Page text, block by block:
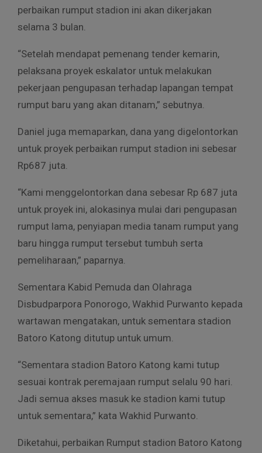
perbaikan rumput stadion ini akan dikerjakan
selama 3 bulan.
“Setelah mendapat pemenang tender kemarin,
pelaksana proyek eskalator untuk melakukan
pekerjaan pengupasan terhadap lapangan tempat
rumput baru yang akan ditanam,” sebutnya.
Daniel juga memaparkan, dana yang digelontorkan
untuk proyek perbaikan rumput stadion ini sebesar
Rp687 juta.
“Kami menggelontorkan dana sebesar Rp 687 juta
untuk proyek ini, alokasinya mulai dari pengupasan
rumput lama, penyiapan media tanam rumput yang
baru hingga rumput tersebut tumbuh serta
pemeliharaan,” paparnya.
Sementara Kabid Pemuda dan Olahraga
Disbudparpora Ponorogo, Wakhid Purwanto kepada
wartawan mengatakan, untuk sementara stadion
Batoro Katong ditutup untuk umum.
“Sementara stadion Batoro Katong kami tutup
sesuai kontrak peremajaan rumput selalu 90 hari.
Jadi semua akses masuk ke stadion kami tutup
untuk sementara,” kata Wakhid Purwanto.
Diketahui, perbaikan Rumput stadion Batoro Katong